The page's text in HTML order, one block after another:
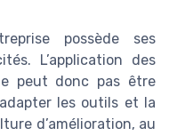
possède ses
L’application des
peut donc pas être
les outils et la
d’amélioration, au